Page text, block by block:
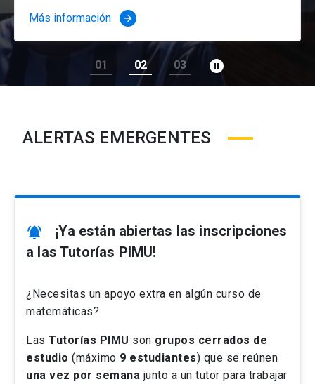
Más información arrow_forward
01 02 03 pause_circle_filled
ALERTAS EMERGENTES
notifications_active
¡Ya están abiertas las inscripciones
a las Tutorías PIMU!
¿Necesitas un apoyo extra en algún curso de
matemáticas?
Las Tutorías PIMU son grupos cerrados de
estudio (máximo 9 estudiantes) que se reúnen
una vez por semana junto a un tutor para trabajar